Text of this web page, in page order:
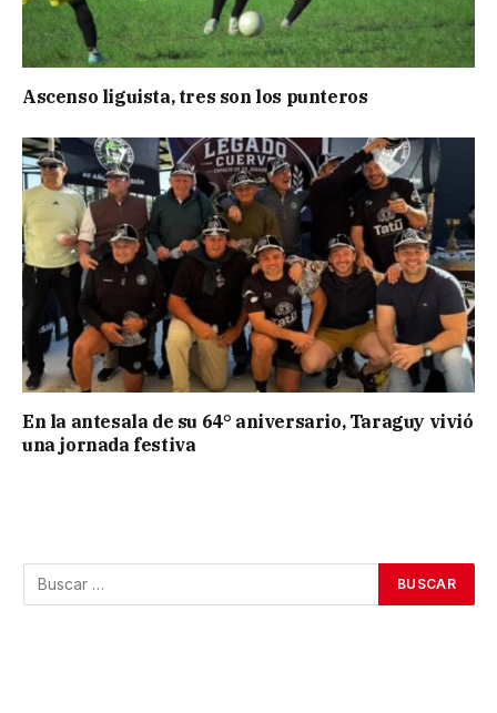
Ascenso liguista, tres son los punteros
En la antesala de su 64° aniversario, Taraguy vivió
una jornada festiva